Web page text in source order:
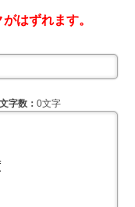
はずれます。
字数：0文字